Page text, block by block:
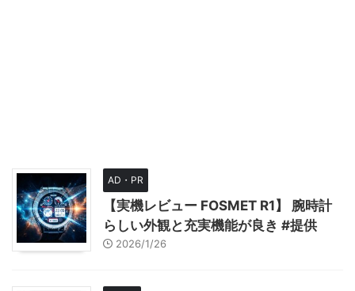
AD・PR
【実機レビュー FOSMET R1】 腕時計
らしい外観と充実機能が良き #提供
2026/1/26